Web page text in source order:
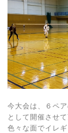
今大会は、６ペ
として開催させ
色々な面でイレ